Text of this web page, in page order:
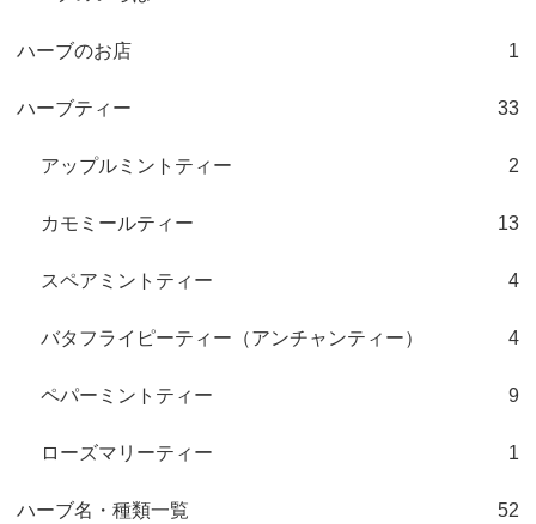
ハーブのお店 1
ハーブティー 33
アップルミントティー 2
カモミールティー 13
スペアミントティー 4
バタフライピーティー（アンチャンティー） 4
ペパーミントティー 9
ローズマリーティー 1
ハーブ名・種類一覧 52